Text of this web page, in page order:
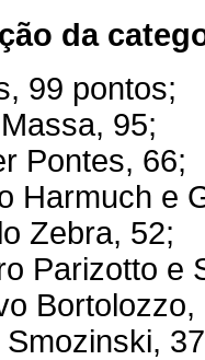
da
99 pontos;
95;
Pontes, 66;
Harmuch e
Zebra, 52;
Parizotto e
Bortolozzo,
Smozinski,